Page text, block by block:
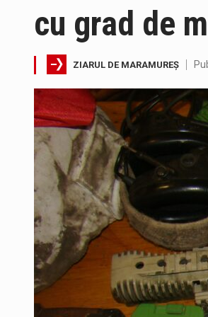
A fost
cu grad de
ZIARUL DE MARAMUREȘ